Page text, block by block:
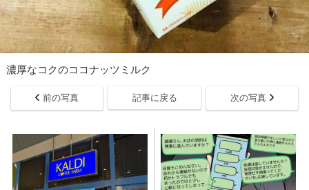
濃厚なコクのココナッツミルク
前の写真 記事に戻る 次の写真